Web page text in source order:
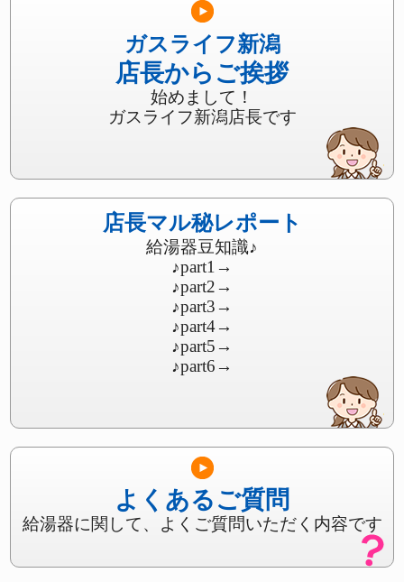
ガスライフ新潟
店長からご挨拶
始めまして！
ガスライフ新潟店長です
店長マル秘レポート
給湯器豆知識♪
♪part1→
♪part2→
♪part3→
♪part4→
♪part5→
♪part6→
よくあるご質問
給湯器に関して、よくご質問いただく内容です